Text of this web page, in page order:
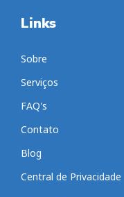
Links
Sobre
Serviços
FAQ's
Contato
Blog
Central de Privacidade